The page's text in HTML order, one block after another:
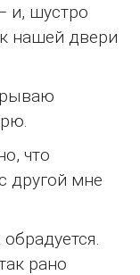
и, шустро
нашей двери
что
другой мне
рано